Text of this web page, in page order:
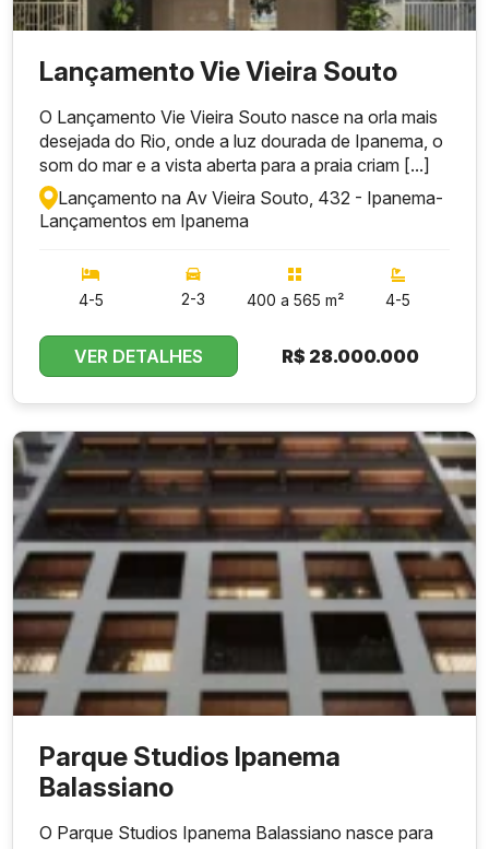
Empresas de alto padrão,
consultorias, firmas
multinacionais e fundos
de investimento
Tipologias Flexíveis:
Lançamento Vie Vieira Souto
O Lançamento Vie Vieira Souto nasce na orla mais
desejada do Rio, onde a luz dourada de Ipanema, o
som do mar e a vista aberta para a praia criam [...]
Lançamento na Av Vieira Souto, 432 - Ipanema-
Lançamentos em Ipanema
4-5 2-3 400 a 565 m² 4-5
VER DETALHES R$ 28.000.000
Parque Studios Ipanema
Balassiano
O Parque Studios Ipanema Balassiano nasce para